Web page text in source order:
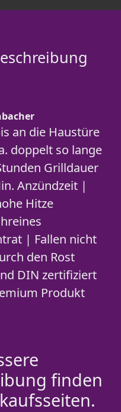
an die Haustüre
doppelt so lange
Grilldauer
Anzündzeit |
Hitze
| Fallen nicht
den Rost
DIN zertifiziert
Produkt
finden